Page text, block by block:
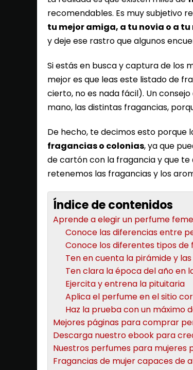
recomendables. Es muy subjetivo
tu mejor amiga, a tu novia o a
y deje ese rastro que algunos
Si estás en busca y captura de los
mejor es que leas este listado de
cierto, no es nada fácil). Un
mano, las distintas fragancias,
De hecho, te decimos esto porque
fragancias o colonias, ya que
de cartón con la fragancia y que te
retenemos las fragancias y los
Índice de contenidos
Aprende a elegir un perfume
Conoce las diferencias entre
Conoce los diferentes tipos de
Ten en cuenta la pirámide y
Ten clara la época del año en
Ejercita y entrena la pituitaria
Aplica el perfume en el sitio
Haz la prueba con un máximo
Mejores páginas para comprar
Descarga nuestro ebook para
Nuestros perfumes para mujeres
Fragancias de mujer capaces de